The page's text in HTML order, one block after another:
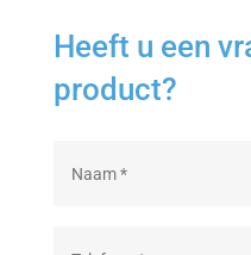
Heeft u een
product?